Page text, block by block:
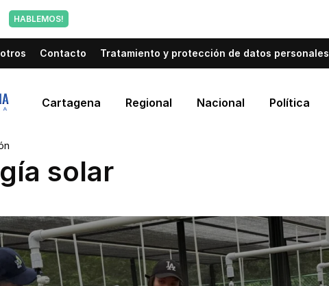
HABLEMOS!
Contacto Tratamiento y protección de datos personales
Cartagena Regional Nacional Política
solar